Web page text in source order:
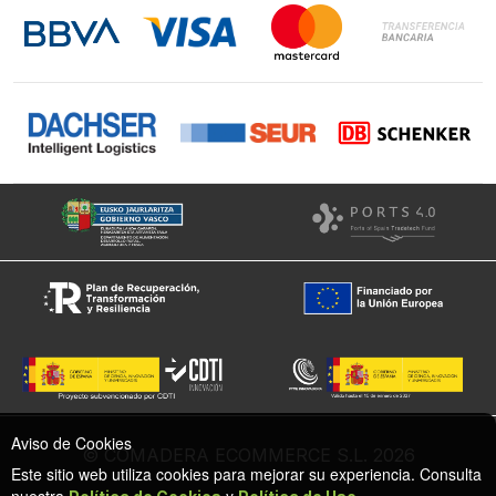
Instagram
Facebook
© COMADERA ECOMMERCE S.L. 2026
Aviso de Cookies
Este sitio web utiliza cookies para mejorar su experiencia. Consulta